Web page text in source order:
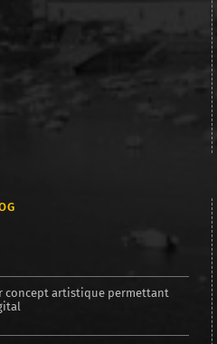
concept artistique permettant